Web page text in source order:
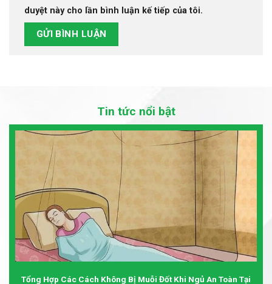
duyệt này cho lần bình luận kế tiếp của tôi.
Tin tức nổi bật
Tổng Hợp Các Cách Không Bị Muỗi Đốt Khi Ngủ An Toàn Tại